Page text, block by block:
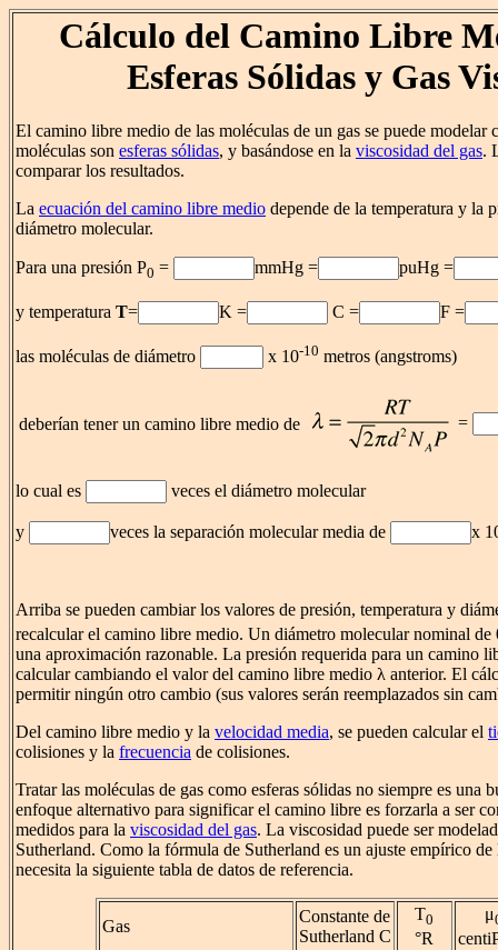
Cálculo del Camino Libre
Esferas Sólidas y Gas
El camino libre medio de las moléculas de un gas se puede modelar
moléculas son esferas sólidas, y basándose en la viscosidad del gas.
comparar los resultados.
La ecuación del camino libre medio depende de la temperatura y la
diámetro molecular.
Para una presión P0 = mmHg = puHg =
y temperatura T= K = C = F =
las moléculas de diámetro x 10-10 metros (angstroms)
deberían tener un camino libre medio de =
lo cual es veces el diámetro molecular
y veces la separación molecular media de x
Arriba se pueden cambiar los valores de presión, temperatura y
recalcular el camino libre medio. Un diámetro molecular nominal
una aproximación razonable. La presión requerida para un camino
calcular cambiando el valor del camino libre medio λ anterior. El
permitir ningún otro cambio (sus valores serán reemplazados sin
Del camino libre medio y la velocidad media, se pueden calcular el
colisiones y la frecuencia de colisiones.
Tratar las moléculas de gas como esferas sólidas no siempre es una
enfoque alternativo para significar el camino libre es forzarla a ser
medidos para la viscosidad del gas. La viscosidad puede ser
Sutherland. Como la fórmula de Sutherland es un ajuste empírico de
necesita la siguiente tabla de datos de referencia.
Gas
Constante de
Sutherland C
T0
°R
μ